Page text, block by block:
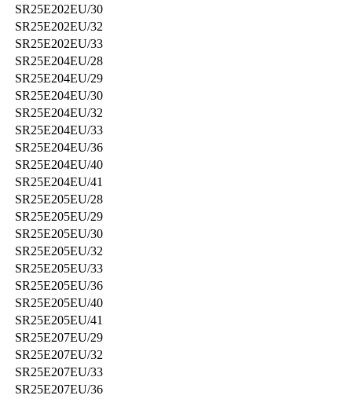
SR25E202EU/30
SR25E202EU/32
SR25E202EU/33
SR25E204EU/28
SR25E204EU/29
SR25E204EU/30
SR25E204EU/32
SR25E204EU/33
SR25E204EU/36
SR25E204EU/40
SR25E204EU/41
SR25E205EU/28
SR25E205EU/29
SR25E205EU/30
SR25E205EU/32
SR25E205EU/33
SR25E205EU/36
SR25E205EU/40
SR25E205EU/41
SR25E207EU/29
SR25E207EU/32
SR25E207EU/33
SR25E207EU/36